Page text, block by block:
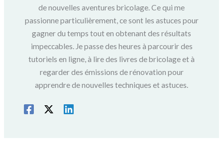
de nouvelles aventures bricolage. Ce qui me
passionne particulièrement, ce sont les astuces pour
gagner du temps tout en obtenant des résultats
impeccables. Je passe des heures à parcourir des
tutoriels en ligne, à lire des livres de bricolage et à
regarder des émissions de rénovation pour
apprendre de nouvelles techniques et astuces.